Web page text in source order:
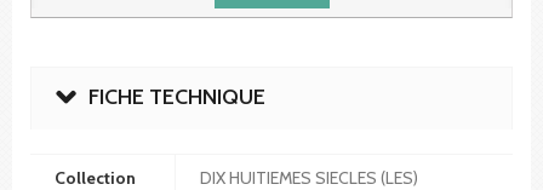
FICHE TECHNIQUE
Collection DIX HUITIEMES SIECLES (LES)